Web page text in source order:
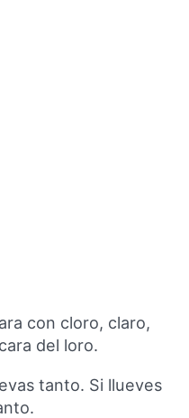
con cloro, claro,
del loro.
tanto. Si llueves